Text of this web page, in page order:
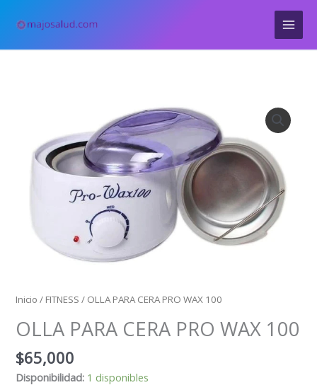
Inicio / FITNESS / OLLA PARA CERA PRO WAX 100
OLLA PARA CERA PRO WAX 100
$65,000
Disponibilidad: 1 disponibles
PRO